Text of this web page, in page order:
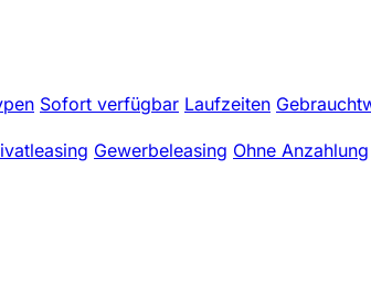
Sofort verfügbar Laufzeiten
Gewerbeleasing Ohne Anzahlung